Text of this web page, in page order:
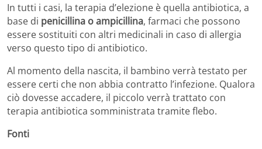
In tutti i casi, la terapia d’elezione è quella antibiotica, a
base di penicillina o ampicillina, farmaci che possono
essere sostituiti con altri medicinali in caso di allergia
verso questo tipo di antibiotico.
Al momento della nascita, il bambino verrà testato per
essere certi che non abbia contratto l’infezione. Qualora
ciò dovesse accadere, il piccolo verrà trattato con
terapia antibiotica somministrata tramite flebo.
Fonti